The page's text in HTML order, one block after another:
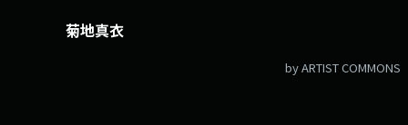
菊地真衣
by ARTIST COMMONS